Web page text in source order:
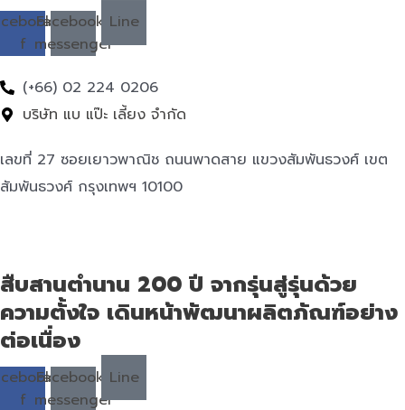
f
Facebook-
messenger
Line
(+66) 02 224 0206
บริษัท แบ แป๊ะ เลี้ยง จำกัด
เลขที่ 27 ซอยเยาวพาณิช ถนนพาดสาย แขวงสัมพันธวงศ์ เขต
สัมพันธวงศ์ กรุงเทพฯ 10100
สืบสานตำนาน 200 ปี จากรุ่นสู่รุ่นด้วย
ความตั้งใจ เดินหน้าพัฒนาผลิตภัณฑ์อย่าง
ต่อเนื่อง
f
Facebook-
messenger
Line